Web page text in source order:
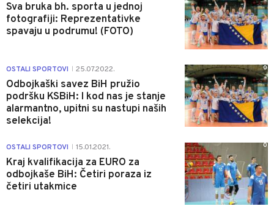
Sva bruka bh. sporta u jednoj
fotografiji: Reprezentativke
spavaju u podrumu! (FOTO)
OSTALI SPORTOVI 25.07.2022.
Odbojkaški savez BiH pružio
podršku KSBiH: I kod nas je stanje
alarmantno, upitni su nastupi naših
selekcija!
0
OSTALI SPORTOVI 15.01.2021.
Kraj kvalifikacija za EURO za
odbojkaše BiH: Četiri poraza iz
četiri utakmice
0